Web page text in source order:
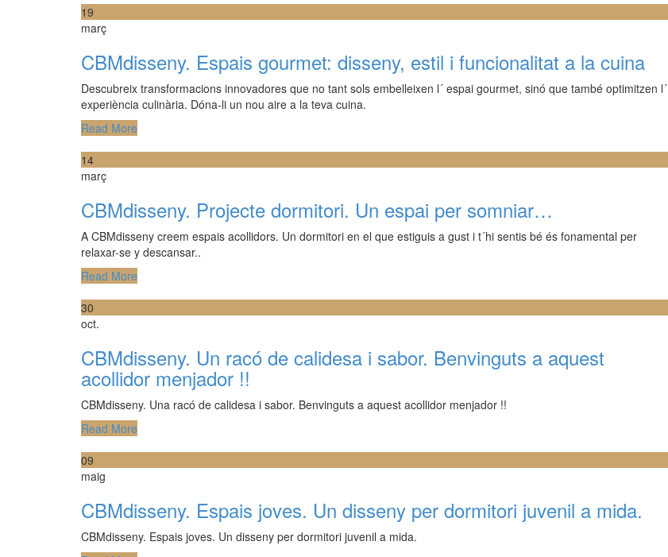
19
març
CBMdisseny. Espais gourmet: disseny, estil i funcionalitat a la cuina
Descubreix transformacions innovadores que no tant sols embelleixen l´ espai gourmet, sinó que també optimitzen l´
experiència culinària. Dóna-li un nou aire a la teva cuina.
Read More
14
març
CBMdisseny. Projecte dormitori. Un espai per somniar…
A CBMdisseny creem espais acollidors. Un dormitori en el que estiguis a gust i t´hi sentis bé és fonamental per
relaxar-se y descansar..
Read More
30
oct.
CBMdisseny. Un racó de calidesa i sabor. Benvinguts a aquest
acollidor menjador !!
CBMdisseny. Una racó de calidesa i sabor. Benvinguts a aquest acollidor menjador !!
Read More
09
maig
CBMdisseny. Espais joves. Un disseny per dormitori juvenil a mida.
CBMdisseny. Espais joves. Un disseny per dormitori juvenil a mida.